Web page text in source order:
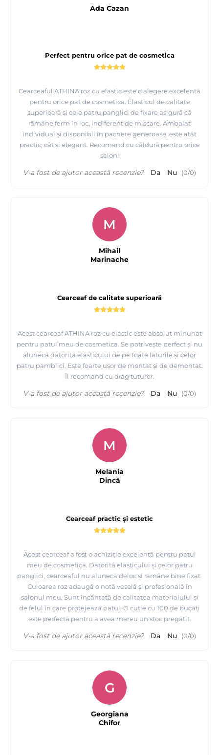
Perfect pentru orice pat de cosmetica
Cearceaful ATHINA roz cu elastic este o alegere excelentă
pentru orice pat de cosmetica. Elasticul de calitate
superioară și cele patru panglici de fixare asigură că
rămâne ferm în loc, indiferent de mișcare. Ambalat
individual și disponibil în pachete generoase, este atât
practic, cât și elegant. Recomand cu căldură pentru orice
salon!
Ada Cazan
V-a fost de ajutor această recenzie? Da Nu (0/0)
Cearceaf de calitate superioară
Acest cearceaf ATHINA roz cu elastic este absolut minunat
pentru patul meu de cosmetica. Se potrivește perfect și nu
alunecă datorită elasticului de pe toate laturile și celor
patru pamblici. Este foarte ușor de montat și de demontat.
Îl recomand cu drag tuturor.
M
Mihail
Marinache
V-a fost de ajutor această recenzie? Da Nu (0/0)
Cearceaf practic și estetic
Acest cearceaf a fost o achiziție excelentă pentru patul
meu de cosmetica. Datorită elasticului și celor patru
panglici, cearceaful nu alunecă deloc și rămâne bine fixat.
Culoarea roz adaugă o notă veselă și profesională în
salonul meu. Sunt încântată de calitatea materialului și
de felul în care protejează patul. O cutie cu 100 de bucăți
este perfectă pentru a avea mereu un stoc pregătit.
M
Melania
Dincă
V-a fost de ajutor această recenzie? Da Nu (0/0)
G
Georgiana
Chifor